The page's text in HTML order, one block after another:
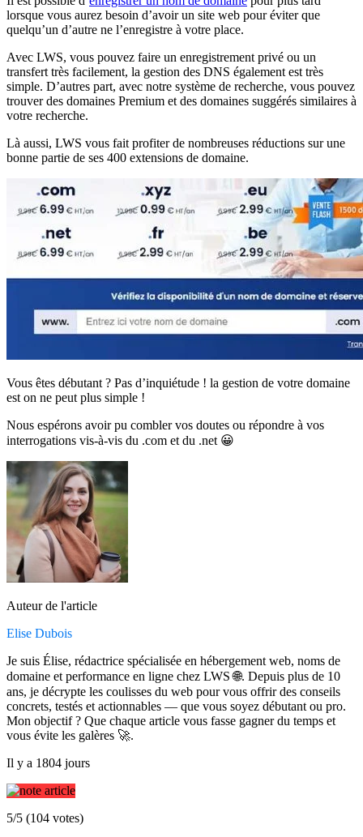
lorsque vous aurez besoin d’avoir un site web pour éviter que
quelqu’un d’autre ne l’enregistre à votre place.
Avec LWS, vous pouvez faire un enregistrement privé ou un
transfert très facilement, la gestion des DNS également est très
simple. D’autres part, avec notre système de recherche, vous pouvez
trouver des domaines Premium et des domaines suggérés similaires à
votre recherche.
Là aussi, LWS vous fait profiter de nombreuses réductions sur une
bonne partie de ses 400 extensions de domaine.
Vous êtes débutant ? Pas d’inquiétude ! la gestion de votre domaine
est on ne peut plus simple !
Nous espérons avoir pu combler vos doutes ou répondre à vos
interrogations vis-à-vis du .com et du .net 😀
Auteur de l'article
Elise Dubois
Je suis Élise, rédactrice spécialisée en hébergement web, noms de
domaine et performance en ligne chez LWS 🌐. Depuis plus de 10
ans, je décrypte les coulisses du web pour vous offrir des conseils
concrets, testés et actionnables — que vous soyez débutant ou pro.
Mon objectif ? Que chaque article vous fasse gagner du temps et
vous évite les galères 🚀.
Il y a 1804 jours
5/5 (104 votes)